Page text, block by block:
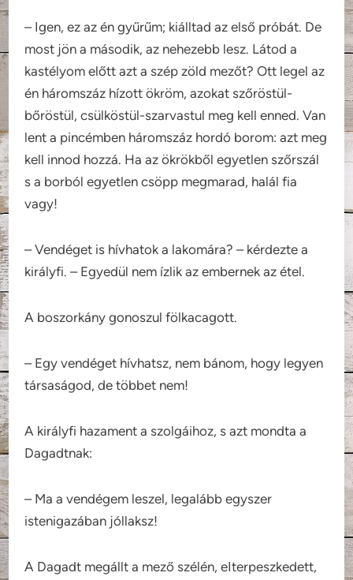
– Igen, ez az én gyűrűm; kiálltad az első próbát. De
most jön a második, az nehezebb lesz. Látod a
kastélyom előtt azt a szép zöld mezőt? Ott legel az
én háromszáz hízott ökröm, azokat szőröstül-
bőröstül, csülköstül-szarvastul meg kell enned. Van
lent a pincémben háromszáz hordó borom: azt meg
kell innod hozzá. Ha az ökrökből egyetlen szőrszál
s a borból egyetlen csöpp megmarad, halál fia
vagy!
– Vendéget is hívhatok a lakomára? – kérdezte a
királyfi. – Egyedül nem ízlik az embernek az étel.
A boszorkány gonoszul fölkacagott.
– Egy vendéget hívhatsz, nem bánom, hogy legyen
társaságod, de többet nem!
A királyfi hazament a szolgáihoz, s azt mondta a
Dagadtnak:
– Ma a vendégem leszel, legalább egyszer
istenigazában jóllaksz!
A Dagadt megállt a mező szélén, eIterpeszkedett,